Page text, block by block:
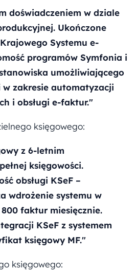
doświadczeniem w dziale
Ukończone
Systemu e-
programów Symfonia i
umożliwiającego
zakresie automatyzacji
i obsługi e-faktur."
księgowego:
z 6-letnim
księgowości.
obsługi KSeF –
wdrożenie systemu w
faktur miesięcznie.
KSeF z systemem
księgowy MF."
księgowego: